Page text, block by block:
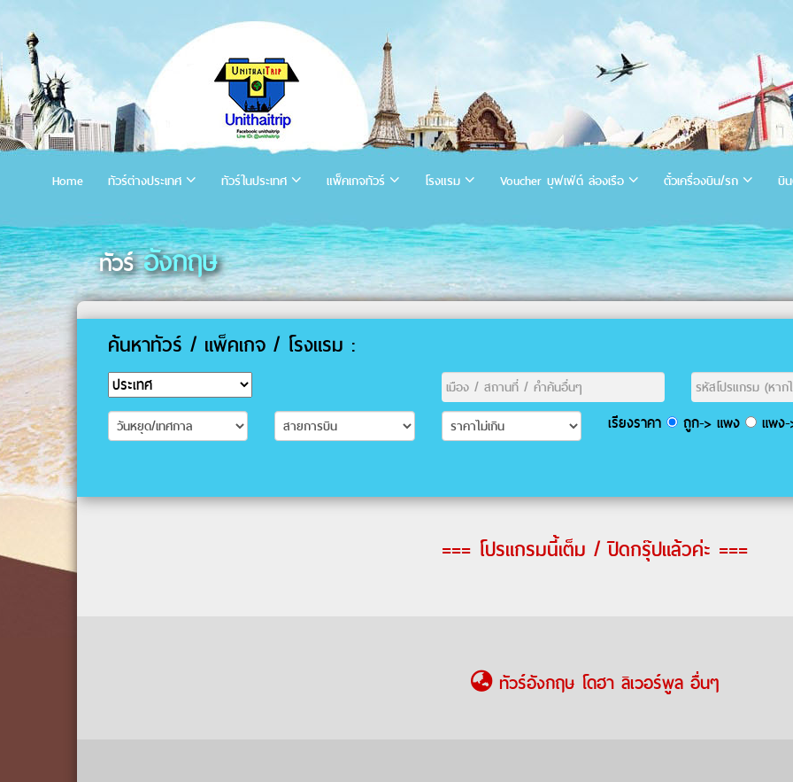
Home ทัวร์ต่างประเทศ ทัวร์ในประเทศ แพ็คเกจทัวร์ โรงแรม Voucher บุฟเฟ่ต์ ล่องเรือ ตั๋วเครื่องบิน/รถ บิ
ทัวร์ อังกฤษ
ค้นหาทัวร์ / แพ็คเกจ / โรงแรม :
เรียงราคา ถูก-> แพง แพง-
=== โปรแกรมนี้เต็ม / ปิดกรุ๊ปแล้วค่ะ ===
ทัวร์อังกฤษ โดฮา ลิเวอร์พูล อื่นๆ